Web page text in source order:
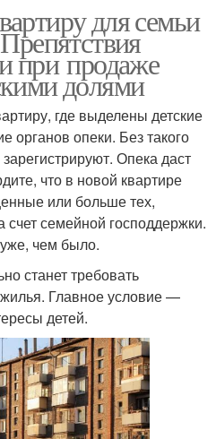
для семьи
при продаже
долями
где выделены детские
органов опеки. Без такого
Опека даст
что в новой квартире
или больше тех,
семейной господдержки.
чем было.
станет требовать
Главное условие —
детей.